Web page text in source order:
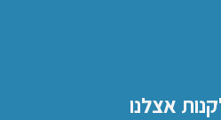
אצלנו